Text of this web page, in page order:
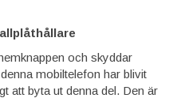
och skyddar
mobiltelefon har blivit
att byta ut denna del. Den är